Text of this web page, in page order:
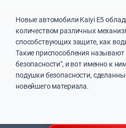
Новые автомобили Kaiyi E5
количеством различных
способствующих защите, как
Такие приспособления
безопасности", и вот именно к
подушки безопасности,
новейшего материала.